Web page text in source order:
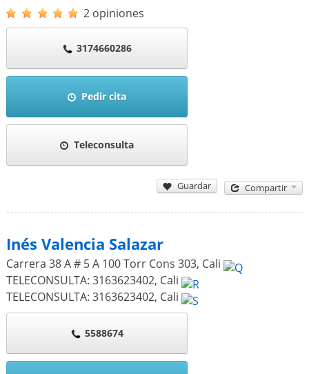
2 opiniones
3174660286
Pedir cita
Teleconsulta
Guardar Compartir
Inés Valencia Salazar
Carrera 38 A # 5 A 100 Torr Cons 303, Cali
TELECONSULTA: 3163623402, Cali
TELECONSULTA: 3163623402, Cali
5588674